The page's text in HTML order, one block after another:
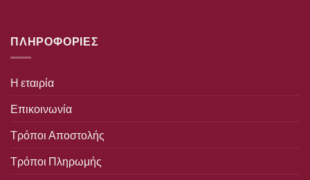
ΠΛΗΡΟΦΟΡΙΕΣ
Η εταιρία
Επικοινωνία
Τρόποι Αποστολής
Τρόποι Πληρωμής